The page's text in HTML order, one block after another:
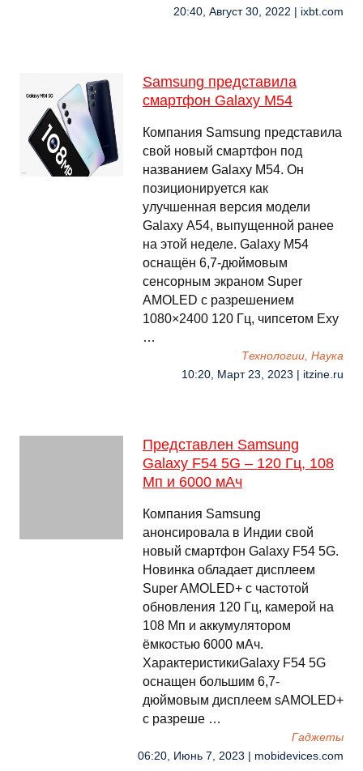
20:40, Август 30, 2022 | ixbt.com
Samsung представила
смартфон Galaxy M54
Компания Samsung представила
свой новый смартфон под
названием Galaxy M54. Он
позиционируется как
улучшенная версия модели
Galaxy А54, выпущенной ранее
на этой неделе. Galaxy M54
оснащён 6,7-дюймовым
сенсорным экраном Super
AMOLED с разрешением
1080×2400 120 Гц, чипсетом Exy
…
Технологии, Наука
10:20, Март 23, 2023 | itzine.ru
Представлен Samsung
Galaxy F54 5G – 120 Гц, 108
Мп и 6000 мАч
Компания Samsung
анонсировала в Индии свой
новый смартфон Galaxy F54 5G.
Новинка обладает дисплеем
Super AMOLED+ с частотой
обновления 120 Гц, камерой на
108 Мп и аккумулятором
ёмкостью 6000 мАч.
ХарактеристикиGalaxy F54 5G
оснащен большим 6,7-
дюймовым дисплеем sAMOLED+
с разреше …
Гаджеты
06:20, Июнь 7, 2023 | mobidevices.com